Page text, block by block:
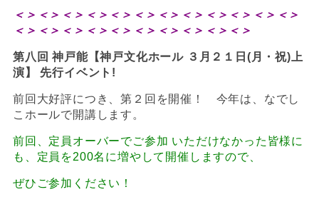
＜＞＜＞＜＞＜＞＜＞＜＞＜＞＜＞＜＞＜＞＜＞＜＞
＜＞ ＜＞＜＞＜＞＜＞＜＞＜＞＜＞＜＞＜＞
第八回 神戸能【神戸文化ホール ３月２１日(月・祝)上
演】 先行イベント!
前回大好評につき、第２回を開催！ 今年は、なでし
こホールで開講します。
前回、定員オーバーでご参加 いただけなかった皆様に
も、定員を200名に増やして開催しますので、
ぜひご参加ください！